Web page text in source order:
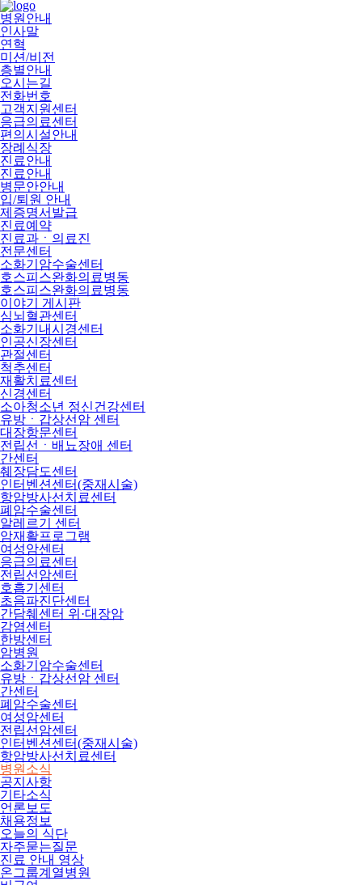
병원안내
인사말
연혁
미션/비전
층별안내
오시는길
전화번호
고객지원센터
응급의료센터
편의시설안내
장례식장
진료안내
진료안내
병문안안내
입/퇴원 안내
제증명서발급
진료예약
진료과ㆍ의료진
전문센터
소화기암수술센터
호스피스완화의료병동
호스피스완화의료병동
이야기 게시판
심뇌혈관센터
소화기내시경센터
인공신장센터
관절센터
척추센터
재활치료센터
신경센터
소아청소년 정신건강센터
유방ㆍ갑상선암 센터
대장항문센터
전립선ㆍ배뇨장애 센터
간센터
췌장담도센터
인터벤션센터(중재시술)
항암방사선치료센터
폐암수술센터
알레르기 센터
암재활프로그램
여성암센터
응급의료센터
전립선암센터
호흡기센터
초음파진단센터
간담췌센터 위·대장암
감염센터
한방센터
암병원
소화기암수술센터
유방ㆍ갑상선암 센터
간센터
폐암수술센터
여성암센터
전립선암센터
인터벤션센터(중재시술)
항암방사선치료센터
병원소식
공지사항
기타소식
언론보도
채용정보
오늘의 식단
자주묻는질문
진료 안내 영상
온그룹계열병원